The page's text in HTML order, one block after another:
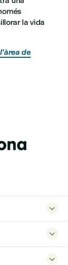
la vida
de


